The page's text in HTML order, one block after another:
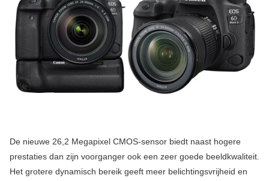
De nieuwe 26,2 Megapixel CMOS-sensor biedt naast hogere
prestaties dan zijn voorganger ook een zeer goede beeldkwaliteit.
Het grotere dynamisch bereik geeft meer belichtingsvrijheid en